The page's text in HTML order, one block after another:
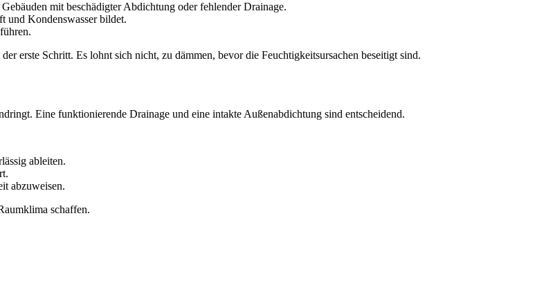
mit beschädigter Abdichtung oder fehlender Drainage.
und Kondenswasser bildet.
erste Schritt. Es lohnt sich nicht, zu dämmen, bevor die Feuchtigkeitsursachen beseitigt sind.
Eine funktionierende Drainage und eine intakte Außenabdichtung sind entscheidend.
ableiten.
abzuweisen.
schaffen.